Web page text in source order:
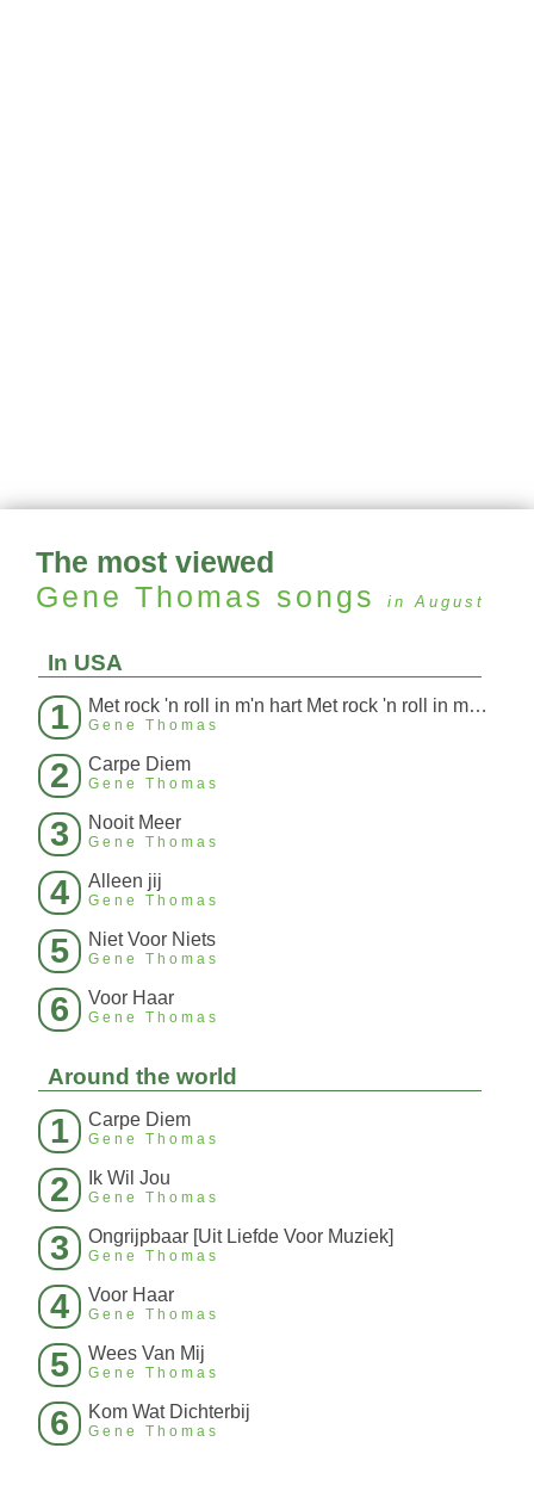
The most viewed
Gene Thomas songs in August
In USA
1 Met rock 'n roll in m'n hart Met rock 'n roll in m'n hart
Gene Thomas
2 Carpe Diem
Gene Thomas
3 Nooit Meer
Gene Thomas
4 Alleen jij
Gene Thomas
5 Niet Voor Niets
Gene Thomas
6 Voor Haar
Gene Thomas
Around the world
1 Carpe Diem
Gene Thomas
2 Ik Wil Jou
Gene Thomas
3 Ongrijpbaar [Uit Liefde Voor Muziek]
Gene Thomas
4 Voor Haar
Gene Thomas
5 Wees Van Mij
Gene Thomas
6 Kom Wat Dichterbij
Gene Thomas